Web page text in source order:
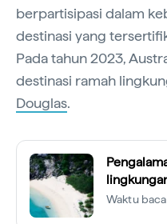
berpartisipasi dalam
destinasi yang
Pada tahun 2023,
destinasi ramah
Douglas.
Waktu